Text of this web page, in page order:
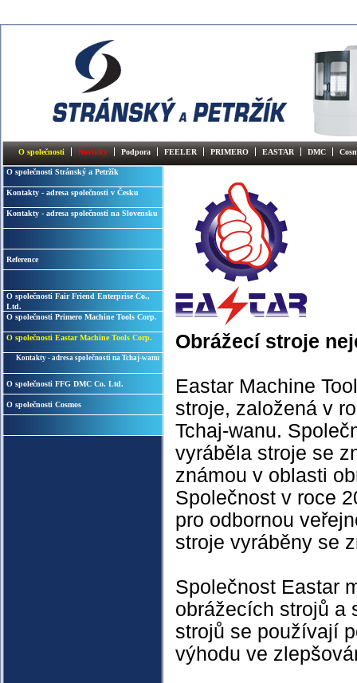
O společnosti Novinky Podpora FEELER PRIMERO EASTAR DMC
O společnosti Stránský a Petržík
Kontakty - adresa společnosti v Česku
Kontakty - adresa společnosti na Slovensku
Reference
O společnosti Fair Friend Enterprise Co.,
Ltd.
O společnosti Primero Machine Tools Corp.
O společnosti Eastar Machine Tools Corp.
Kontakty - adresa společnosti na Tchaj-wanu
O společnosti FFG DMC Co. Ltd.
O společnosti Cosmos
Obrážecí stroje
Eastar Machine
stroje, založená v
Tchaj-wanu.
vyráběla stroje se
známou v oblasti
Společnost v roce
pro odbornou
stroje vyráběny se
Společnost Eastar
obrážecích strojů a
strojů se používají
výhodu ve